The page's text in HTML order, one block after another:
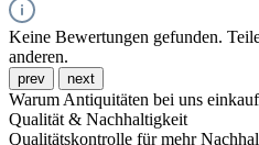
Keine Bewertungen gefunden.
anderen.
prev next
Warum Antiquitäten bei uns
Qualität & Nachhaltigkeit
Qualitätskontrolle für mehr